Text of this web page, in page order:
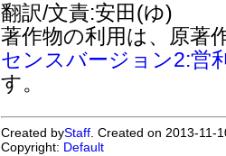
翻訳/文責:安田(ゆ)
著作物の利用は、原著
センスバージョン2:営
す。
Created byStaff. Created on 2013-11-
Copyright: Default